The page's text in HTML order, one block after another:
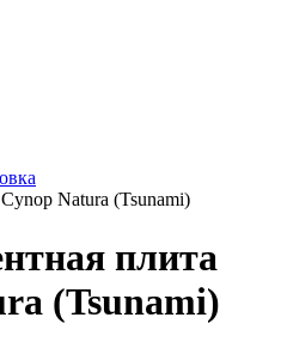
Natura (Tsunami)
плита
(Tsunami)